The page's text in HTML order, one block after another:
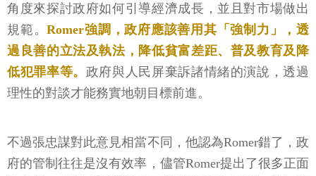
角度來探討政府如何引導經濟成長，並且對市場做出
規範。Romer強調，政府應該善用其「強制力」，透
過良善的立法及執法，降低貧富差距、普及教育及降
低犯罪率等。 政府與人民屏棄訴諸情緒的演說，透過
理性的對談才能務實地朝目標前進。
不過張忠謀對此意見相當不同，他認為Romer錯了，政
府的管制往往是沒有效率，儘管Romer提出了很多正面